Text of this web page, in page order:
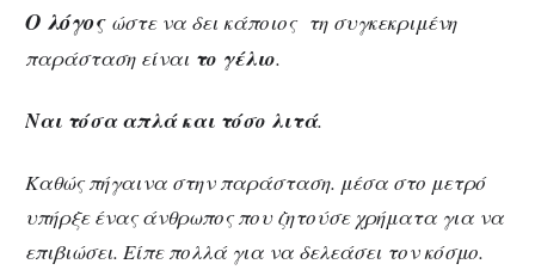
Ο λόγοςώστε να δει κάποιος τη συγκεκριμένη
παράσταση είναι το γέλιο.
Ναι τόσα απλά και τόσο λιτά.
Καθώς πήγαινα στην παράσταση. μέσα στο μετρό
υπήρξε ένας άνθρωπος που ζητούσε χρήματα για να
επιβιώσει. Είπε πολλά για να δελεάσει τον κόσμο.